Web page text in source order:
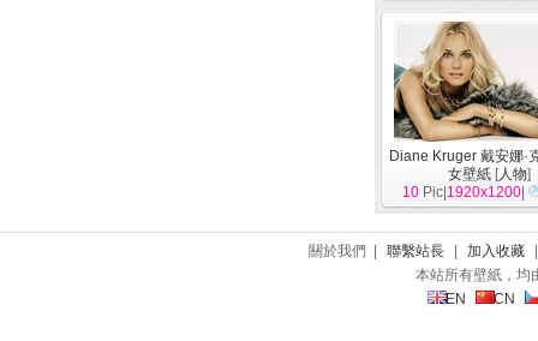
Diane Kruger 戴安娜·
女壁紙 [人物]
10 Pic| 1920x1200
關於我們 | 聯繫站長 加入收藏
本站所有壁紙，均
EN
CN